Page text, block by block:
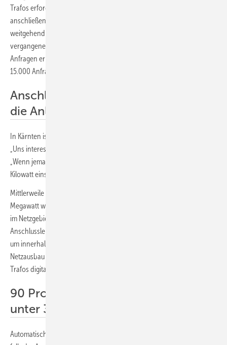
Trafos erfordert. Bis 3,5 Kilowatt muss der Netzbetreiber sofort
anschließen. Derzeit sind rund 200 Ortsnetze durch Solarstrom
weitgehend ausgelastet, bedürfen der Erweiterung. „In den
vergangenen drei Jahren haben wir einen dramatischen Anstieg der
Anfragen erlebt“, berichtet der Experte. „2022 waren es allein mehr als
15.000 Anfragen für den Anschluss von Solarstromanlagen.“
Anschlussleistung ist wichtig, nicht
die Anlagengröße
In Kärnten ist die Anlagengröße für den Netzanschluss unerheblich.
„Uns interessiert nur die Einspeiseleistung“, erläutert Obernoster.
„Wenn jemand 100 Kilowatt auf seinen Dächern installiert und nur fünf
Kilowatt einspeisen will, gehen wir von fünf Kilowattstunden aus.“
Mittlerweile sind rund 220 Megawatt im Kärntener Netz installiert, 100
Megawatt warten auf den Anschluss. Insgesamt beträgt die Höchstlast
im Netzgebiet von 780 Megawatt. Alle Anfragen bis 30 Kilowatt
Anschlussleistung werden vom Netzbetreiber digitalisiert bearbeitet,
um innerhalb von 30 Minuten beantwortet und ein Angebot für den
Netzausbau erstellt. Zu diesem Zwecke wurden alle Ortsnetze und
Trafos digital erfasst.
90 Prozent der Anschlussbegehren
unter 30 Kilowatt
Automatisch werden Lastfluss und Spannungsabfall durchgerechnet,